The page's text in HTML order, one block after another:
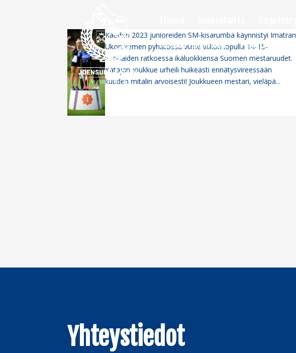
Mukaan toimintaan! Palaute
Kauden 2023 junioreiden SM-kisarumba käynnistyi Imatran
Ukonniemen pyhätössä viime viikon lopulla 14-15-
vuotiaiden ratkoessa ikäluokkiensa Suomen mestaruudet.
Katajan joukkue urheili huikeasti ennätysvireessään
kuuden mitalin arvoisesti! Joukkueen mestari, vieläpä...
Yhteystiedot